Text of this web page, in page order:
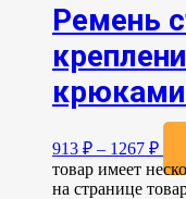
Ремень
913 ₽ – 1267 ₽
товар имеет
на странице